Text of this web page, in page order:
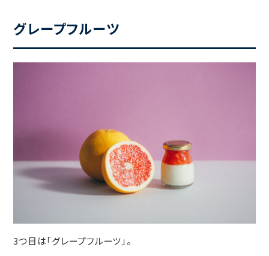
グレープフルーツ
3つ目は「グレープフルーツ」。